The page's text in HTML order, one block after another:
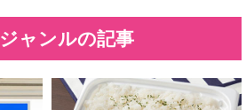
ャンルの記事